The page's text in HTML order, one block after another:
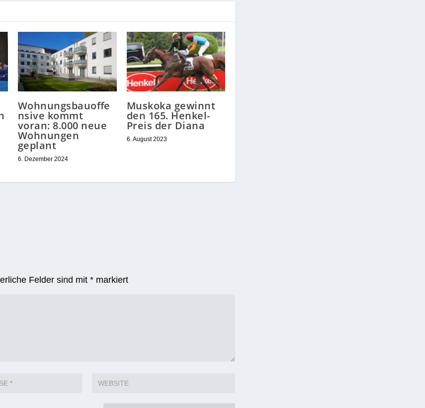
Wohnungsbauoffe
nsive kommt
voran: 8.000 neue
Wohnungen
geplant
6. Dezember 2024
Muskoka gewinnt
den 165. Henkel-
Preis der Diana
6. August 2023
Felder sind mit* markiert